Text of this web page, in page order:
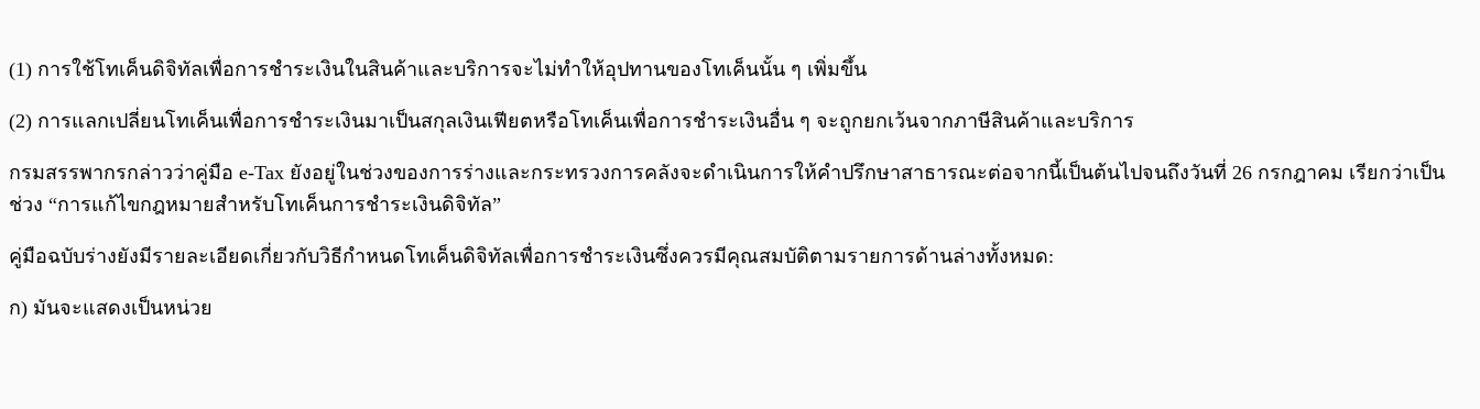
(1) การใช้โทเค็นดิจิทัลเพื่อการชำระเงินในสินค้าและบริการจะไม่ทำให้อุปทานของโทเค็นนั้น ๆ เพิ่มขึ้น
(2) การแลกเปลี่ยนโทเค็นเพื่อการชำระเงินมาเป็นสกุลเงินเฟียตหรือโทเค็นเพื่อการชำระเงินอื่น ๆ จะถูกยกเว้นจากภาษีสินค้าและบริการ
กรมสรรพากรกล่าวว่าคู่มือ e-Tax ยังอยู่ในช่วงของการร่างและกระทรวงการคลังจะดำเนินการให้คำปรึกษาสาธารณะต่อจากนี้เป็นต้นไปจนถึงวันที่ 26 กรกฎาคม เรียกว่าเป็น
ช่วง “การแก้ไขกฎหมายสำหรับโทเค็นการชำระเงินดิจิทัล”
คู่มือฉบับร่างยังมีรายละเอียดเกี่ยวกับวิธีกำหนดโทเค็นดิจิทัลเพื่อการชำระเงินซึ่งควรมีคุณสมบัติตามรายการด้านล่างทั้งหมด:
ก) มันจะแสดงเป็นหน่วย